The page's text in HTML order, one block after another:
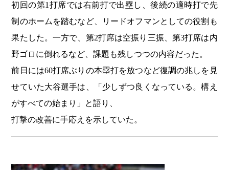
初回の第1打席では右前打で出塁し、後続の適時打で先
制のホームを踏むなど、リードオフマンとしての役割も
果たした。一方で、第2打席は空振り三振、第3打席は内
野ゴロに倒れるなど、課題も残しつつの内容だった。
前日には60打席ぶりの本塁打を放つなど復調の兆しを見
せていた大谷選手は、「少しずつ良くなっている。構え
がすべての始まり」と語り、
打撃の改善に手応えを示していた。